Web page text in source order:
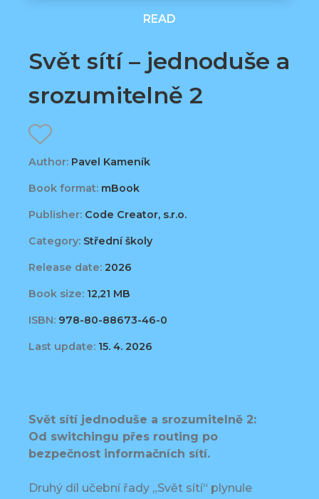
READ
Svět sítí – jednoduše a
srozumitelně 2
Author: Pavel Kameník
Book format: mBook
Publisher: Code Creator, s.r.o.
Category: Střední školy
Release date: 2026
Book size: 12,21 MB
ISBN: 978-80-88673-46-0
Last update: 15. 4. 2026
Svět sítí jednoduše a srozumitelně 2:
Od switchingu přes routing po
bezpečnost informačních sítí.
Druhý díl učební řady „Svět sítí“ plynule